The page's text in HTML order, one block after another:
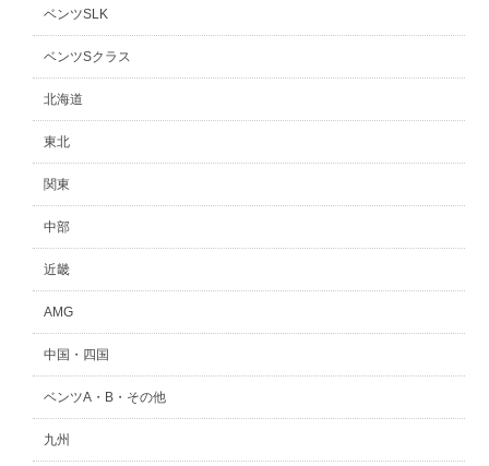
ベンツSLK
ベンツSクラス
北海道
東北
関東
中部
近畿
AMG
中国・四国
ベンツA・B・その他
九州